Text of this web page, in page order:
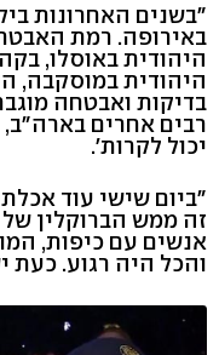
"בשנים האחרונות
באירופה. רמת
היהודית באוסלו,
היהודית במוסקבה,
בדיקות ואבטחה
רבים אחרים
יכול לקרות'.
"ביום שישי עוד
זה ממש הברוקלין של
אנשים עם כיפות,
והכל היה רגוע. כעת